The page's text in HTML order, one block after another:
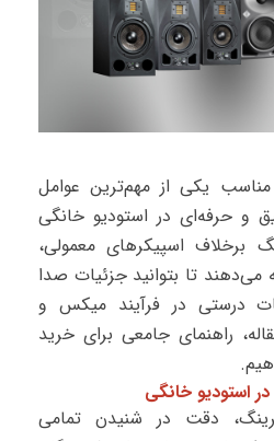
مناسب یکی از مهم‌ترین عوامل
و حرفه‌ای در استودیو خانگی
برخلاف اسپیکرهای معمولی،
تا بتوانید جزئیات صدا
درستی در فرآیند میکس و
راهنمای جامعی برای خرید
دقت در شنیدن تمامی